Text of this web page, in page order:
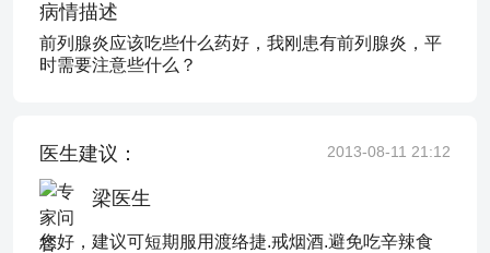
病情描述
前列腺炎应该吃些什么药好，我刚患有前列腺炎，平
时需要注意些什么？
医生建议： 2013-08-11 21:12
梁医生
您好，建议可短期服用渡络捷.戒烟酒.避免吃辛辣食